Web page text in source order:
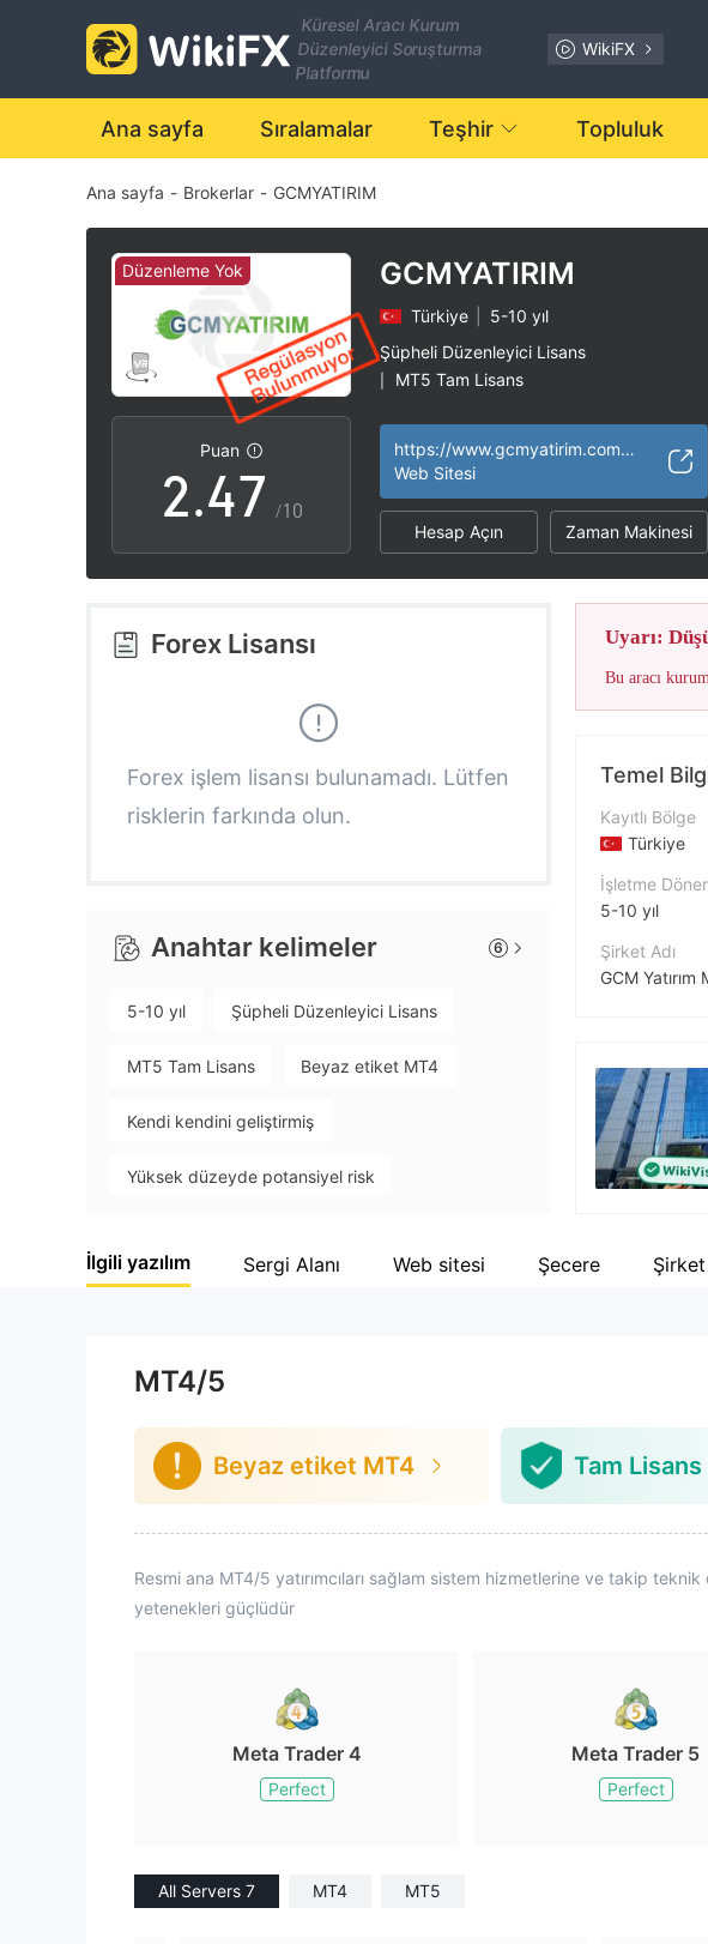
Küresel Aracı Kurum
Düzenleyici Soruşturma
Platformu
WikiFX
Ana sayfa Sıralamalar Teşhir Topluluk
Ana sayfa - Brokerlar - GCMYATIRIM
Düzenleme Yok
Puan
0
1
2
3
4
6
7
.
0
1
2
3
4
5
6
8
9
1
2
3
4
5
6
7
8
9
/10
GCMYATIRIM
Türkiye
5-10 yıl
Şüpheli Düzenleyici Lisans
MT5 Tam Lisans
https://www.gcmyatirim.com.tr/
Web Sitesi
Hesap Açın Zaman Makinesi
Forex Lisansı
Forex işlem lisansı bulunamadı. Lütfen
risklerin farkında olun.
Anahtar kelimeler 6
5-10 yıl Şüpheli Düzenleyici Lisans
MT5 Tam Lisans Beyaz etiket MT4
Kendi kendini geliştirmiş
Yüksek düzeyde potansiyel risk
Uyarı:
Bu aracı
Temel
Kayıtlı Bölge
Türkiye
İşletme
5-10 yıl
Şirket Adı
GCM
Şirket çalışanı
--
İlgili yazılım Sergi Alanı Web sitesi Şecere
MT4/5
Beyaz etiket MT4 Tam
Resmi ana MT4/5 yatırımcıları sağlam sistem hizmetlerine ve takip
yetenekleri güçlüdür
Meta Trader 4
Perfect
Meta Trader 5
Perfect
All Servers 7 MT4 MT5